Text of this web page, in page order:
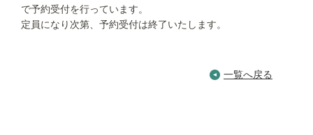
で予約受付を行っています。
定員になり次第、予約受付は終了いたします。
一覧へ戻る